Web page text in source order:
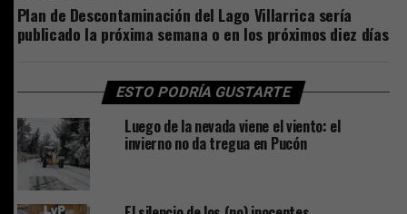
Plan de Descontaminación del Lago Villarrica sería
publicado la próxima semana o en los próximos diez días
ESTO PODRÍA GUSTARTE
Luego de la nevada viene el viento: el
invierno no da tregua en Pucón